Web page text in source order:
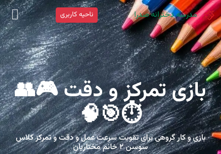
مدرسه دخترانه صدرا ناحیه کاربری
بازی تمرکز و دقت 🎮👥
⏱️🎯🧠
بازی و کار گروهی برای تقویت سرعت عمل و دقت و تمرکز کلاس
سوسن ۲ خانم مختاریان